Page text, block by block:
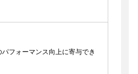
フォーマンス向上に寄与でき